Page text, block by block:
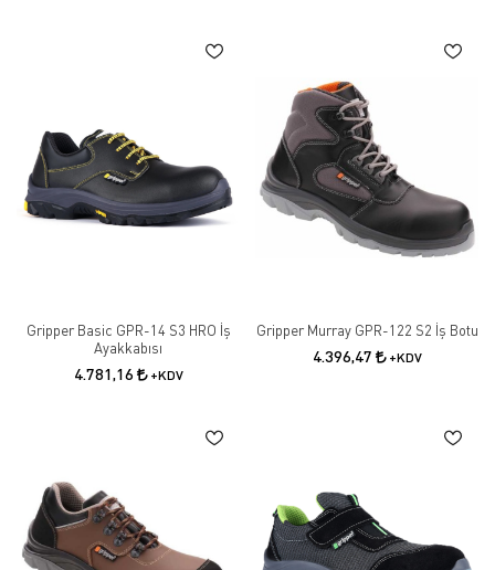
Gripper Basic GPR-14 S3 HRO İş
Ayakkabısı
4.781,16 +KDV
Gripper Murray GPR-122 S2 İş Botu
4.396,47 +KDV